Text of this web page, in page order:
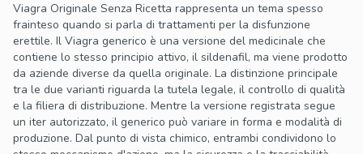
Viagra Originale Senza Ricetta rappresenta un tema spesso
frainteso quando si parla di trattamenti per la disfunzione
erettile. Il Viagra generico è una versione del medicinale che
contiene lo stesso principio attivo, il sildenafil, ma viene prodotto
da aziende diverse da quella originale. La distinzione principale
tra le due varianti riguarda la tutela legale, il controllo di qualità
e la filiera di distribuzione. Mentre la versione registrata segue
un iter autorizzato, il generico può variare in forma e modalità di
produzione. Dal punto di vista chimico, entrambi condividono lo